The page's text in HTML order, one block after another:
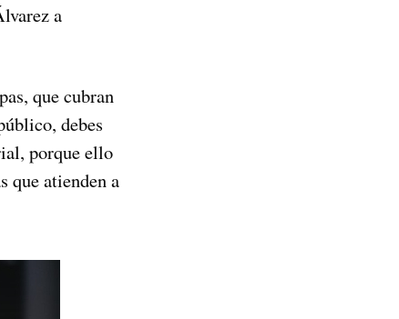
a
que cubran
debes
porque ello
que atienden a